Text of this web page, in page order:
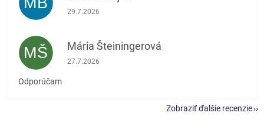
Hodnotenie obchodu je 5 z 5 hviezdičiek.
29.7.2026
MŠ Mária Šteiningerová
Hodnotenie obchodu je 5 z 5 hviezdičiek.
27.7.2026
Odporúčam
Zobraziť ďalšie recenzie